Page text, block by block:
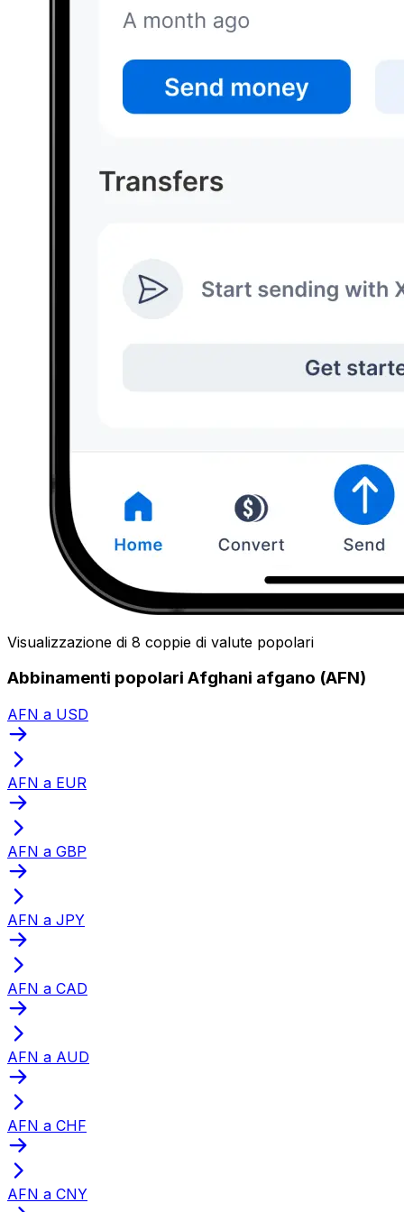
Visualizzazione di 8 coppie di valute popolari
Abbinamenti popolari Afghani afgano (AFN)
AFN a USD
AFN a EUR
AFN a GBP
AFN a JPY
AFN a CAD
AFN a AUD
AFN a CHF
AFN a CNY